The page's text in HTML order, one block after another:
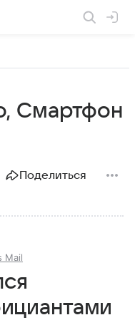
Смартфон
Поделиться
Mail